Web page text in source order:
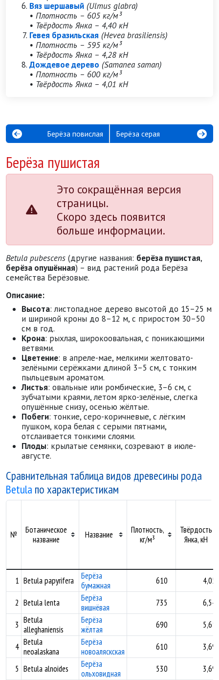
Берёза повислая Берёза серая
Берёза пушистая
Это сокращённая версия
страницы.
Скоро здесь появится
больше информации.
Betula pubescens (другие названия: берёза пушистая,
берёза опушённая) – вид растений рода Берёза
семейства Берёзовые.
Описание:
Высота: листопадное дерево высотой до 15–25 м
и шириной кроны до 8–12 м, с приростом 30–50
см в год.
Крона: рыхлая, широкоовальная, с поникающими
ветвями.
Цветение: в апреле-мае, мелкими желтовато-
зелёными серёжками длиной 3–5 см, с тонким
пыльцевым ароматом.
Листья: овальные или ромбические, 3–6 см, с
зубчатыми краями, летом ярко-зелёные, слегка
опушённые снизу, осенью жёлтые.
Побеги: тонкие, серо-коричневые, с лёгким
пушком, кора белая с серыми пятнами,
отслаивается тонкими слоями.
Плоды: крылатые семянки, созревают в июле-
августе.
Сравнительная таблица видов древесины рода
Betula по характеристикам
№
Ботаническое
название
Название
Плотность,
кг/м³
Твёрдость
Янка, кН
1 Betula papyrifera
Берёза
бумажная
610 4,05
2 Betula lenta
Берёза
вишнёвая
735 6,54
3 Betula
alleghaniensis
Берёза
жёлтая
690 5,61
4 Betula
neoalaskana
Берёза
новоаляскская
610 3,69
5 Betula alnoides
Берёза
ольховидная
530 3,69
Вяз шершавый (Ulmus glabra)
• Плотность – 605 кг/м³
• Твёрдость Янка – 4,40 кН
Гевея бразильская (Hevea brasiliensis)
• Плотность – 595 кг/м³
• Твёрдость Янка – 4,28 кН
Дождевое дерево (Samanea saman)
• Плотность – 600 кг/м³
• Твёрдость Янка – 4,01 кН